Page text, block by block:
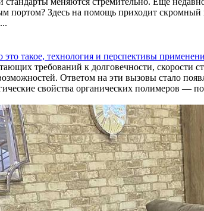
портом? Здесь на помощь приходит
это такое, технология и перспективы
требований к долговечности, скорости
Ответом на эти вызовы стало
свойства органических полимеров —